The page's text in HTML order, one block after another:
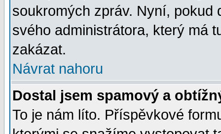
soukromých zpráv. Nyní, pokud
svého administrátora, který má
zakázat.
Návrat nahoru
Dostal jsem spamový a
To je nám líto. Příspěvkové